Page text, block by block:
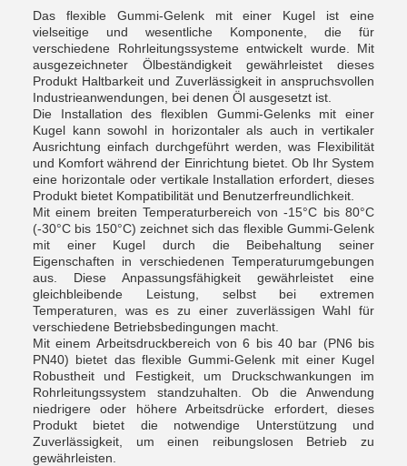
Das flexible Gummi-Gelenk mit einer Kugel ist eine
vielseitige und wesentliche Komponente, die für
verschiedene Rohrleitungssysteme entwickelt wurde. Mit
ausgezeichneter Ölbeständigkeit gewährleistet dieses
Produkt Haltbarkeit und Zuverlässigkeit in anspruchsvollen
Industrieanwendungen, bei denen Öl ausgesetzt ist.
Die Installation des flexiblen Gummi-Gelenks mit einer
Kugel kann sowohl in horizontaler als auch in vertikaler
Ausrichtung einfach durchgeführt werden, was Flexibilität
und Komfort während der Einrichtung bietet. Ob Ihr System
eine horizontale oder vertikale Installation erfordert, dieses
Produkt bietet Kompatibilität und Benutzerfreundlichkeit.
Mit einem breiten Temperaturbereich von -15°C bis 80°C
(-30°C bis 150°C) zeichnet sich das flexible Gummi-Gelenk
mit einer Kugel durch die Beibehaltung seiner
Eigenschaften in verschiedenen Temperaturumgebungen
aus. Diese Anpassungsfähigkeit gewährleistet eine
gleichbleibende Leistung, selbst bei extremen
Temperaturen, was es zu einer zuverlässigen Wahl für
verschiedene Betriebsbedingungen macht.
Mit einem Arbeitsdruckbereich von 6 bis 40 bar (PN6 bis
PN40) bietet das flexible Gummi-Gelenk mit einer Kugel
Robustheit und Festigkeit, um Druckschwankungen im
Rohrleitungssystem standzuhalten. Ob die Anwendung
niedrigere oder höhere Arbeitsdrücke erfordert, dieses
Produkt bietet die notwendige Unterstützung und
Zuverlässigkeit, um einen reibungslosen Betrieb zu
gewährleisten.